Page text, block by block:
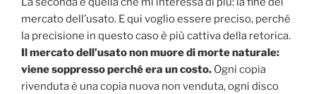
mercato dell’usato. E qui voglio essere preciso, perché
la precisione in questo caso è più cattiva della retorica.
Il mercato dell’usato non muore di morte naturale:
viene soppresso perché era un costo. Ogni copia
rivenduta è una copia nuova non venduta, ogni disco